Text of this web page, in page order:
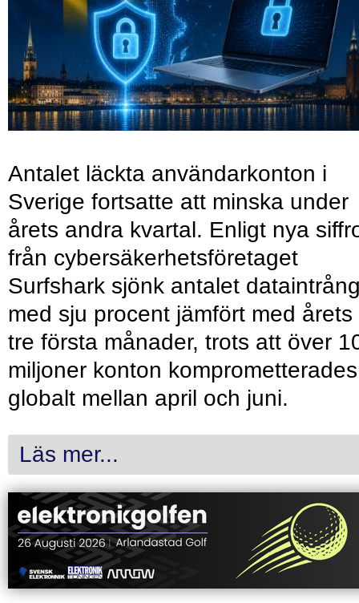
Antalet läckta användarkonton i
Sverige fortsatte att minska under
årets andra kvartal. Enligt nya
från cybersäkerhetsföretaget
Surfshark sjönk antalet
med sju procent jämfört med årets
tre första månader, trots att över
miljoner konton komprometterades
globalt mellan april och juni.
Läs mer...